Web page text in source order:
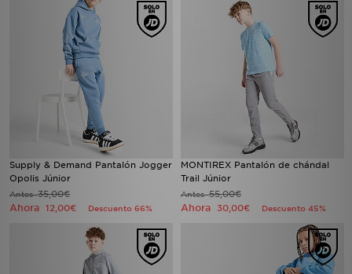
Supply & Demand Pantalón Jogger
Opolis Júnior
Antes35,00€
Ahora 12,00€ Descuento 66%
MONTIREX Pantalón de chándal
Trail Júnior
Antes55,00€
Ahora 30,00€ Descuento 45%